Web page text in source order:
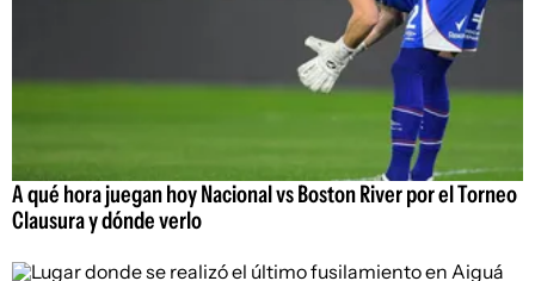
A qué hora juegan hoy Nacional vs Boston River por el Torneo
Clausura y dónde verlo